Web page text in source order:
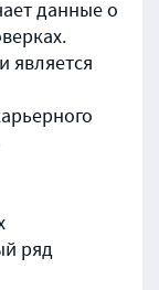
данные о
является
ряд